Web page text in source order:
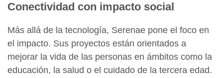
Conectividad con impacto social
Más allá de la tecnología, Serenae pone el foco en
el impacto. Sus proyectos están orientados a
mejorar la vida de las personas en ámbitos como la
educación, la salud o el cuidado de la tercera edad.